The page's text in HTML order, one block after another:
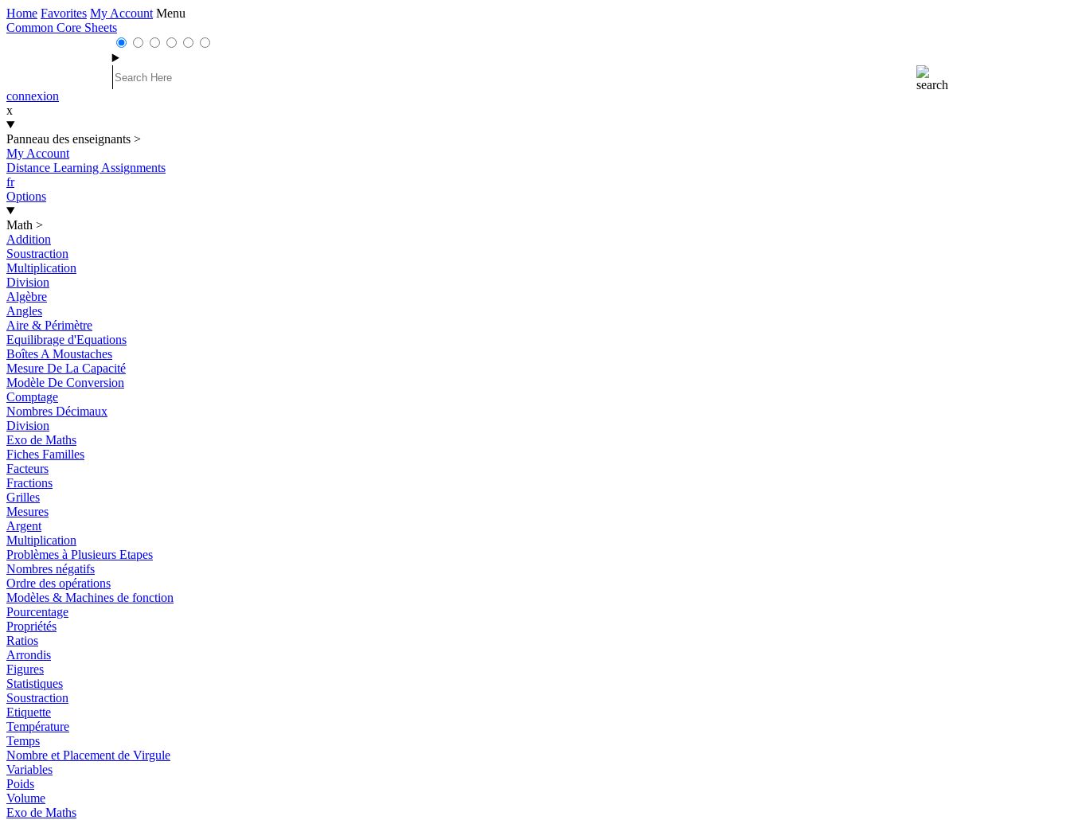
Home Favorites My Account Menu
Common Core Sheets
connexion
x
Panneau des enseignants >
My Account
Distance Learning Assignments
fr
Options
Math >
Addition
Soustraction
Multiplication
Division
Algèbre
Angles
Aire & Périmètre
Equilibrage d'Equations
Boîtes A Moustaches
Mesure De La Capacité
Modèle De Conversion
Comptage
Nombres Décimaux
Division
Exo de Maths
Fiches Familles
Facteurs
Fractions
Grilles
Mesures
Argent
Multiplication
Problèmes à Plusieurs Etapes
Nombres négatifs
Ordre des opérations
Modèles & Machines de fonction
Pourcentage
Propriétés
Ratios
Arrondis
Figures
Statistiques
Soustraction
Etiquette
Température
Temps
Nombre et Placement de Virgule
Variables
Poids
Volume
Exo de Maths